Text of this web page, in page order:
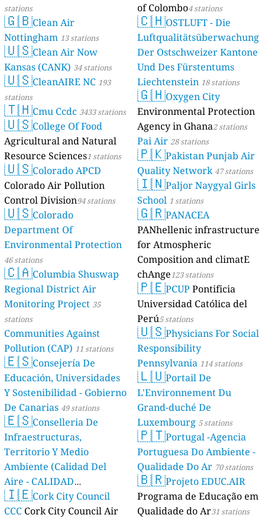
stations
🇬🇧Clean Air
Nottingham 13 stations
🇺🇸Clean Air Now
Kansas (CANK) 34 stations
🇺🇸CleanAIRE NC 193
stations
🇹🇭Cmu Ccdc 3433 stations
🇺🇸College Of Food
Agricultural and Natural
Resource Sciences1 stations
🇺🇸Colorado APCD
Colorado Air Pollution
Control Division94 stations
🇺🇸Colorado
Department Of
Environmental Protection
46 stations
🇨🇦Columbia Shuswap
Regional District Air
Monitoring Project 35
stations
Communities Against
Pollution (CAP) 11 stations
🇪🇸Consejería De
Educación, Universidades
Y Sostenibilidad - Gobierno
De Canarias 49 stations
🇪🇸Conselleria De
Infraestructuras,
Territorio Y Medio
Ambiente (Calidad Del
Aire - CALIDAD
AMBIENTAL) 23 stations
🇮🇪Cork City Council
CCC Cork City Council Air
of Colombo4 stations
🇨🇭OSTLUFT - Die
Luftqualitätsüberwachung
Der Ostschweizer Kantone
Und Des Fürstentums
Liechtenstein 18 stations
🇬🇭Oxygen City
Environmental Protection
Agency in Ghana2 stations
Pai Air 28 stations
🇵🇰Pakistan Punjab Air
Quality Network 47 stations
🇮🇳Paljor Naygyal Girls
School 1 stations
🇬🇷PANACEA
PANhellenic infrastructure
for Atmospheric
Composition and climatE
chAnge 123 stations
🇵🇪PCUP Pontificia
Universidad Católica del
Perú5 stations
🇺🇸Physicians For Social
Responsibility
Pennsylvania 114 stations
🇱🇺Portail De
L'Environnement Du
Grand-duché De
Luxembourg 5 stations
🇵🇹Portugal -Agencia
Portuguesa Do Ambiente -
Qualidade Do Ar 70 stations
🇧🇷Projeto EDUC.AIR
Programa de Educação em
Qualidade do Ar31 stations